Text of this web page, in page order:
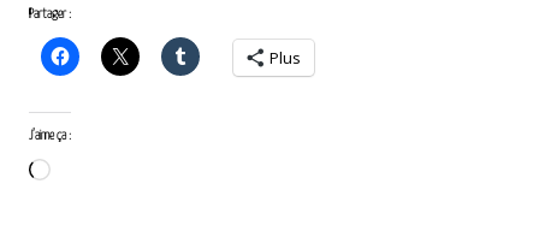
Partager :
Plus
J’aime ça :
Chargement…